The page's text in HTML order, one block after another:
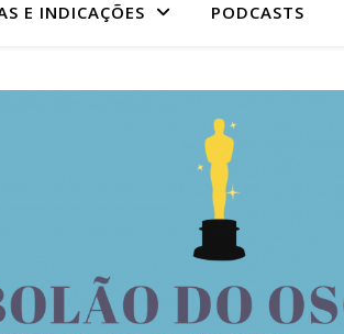
E INDICAÇÕES PODCASTS